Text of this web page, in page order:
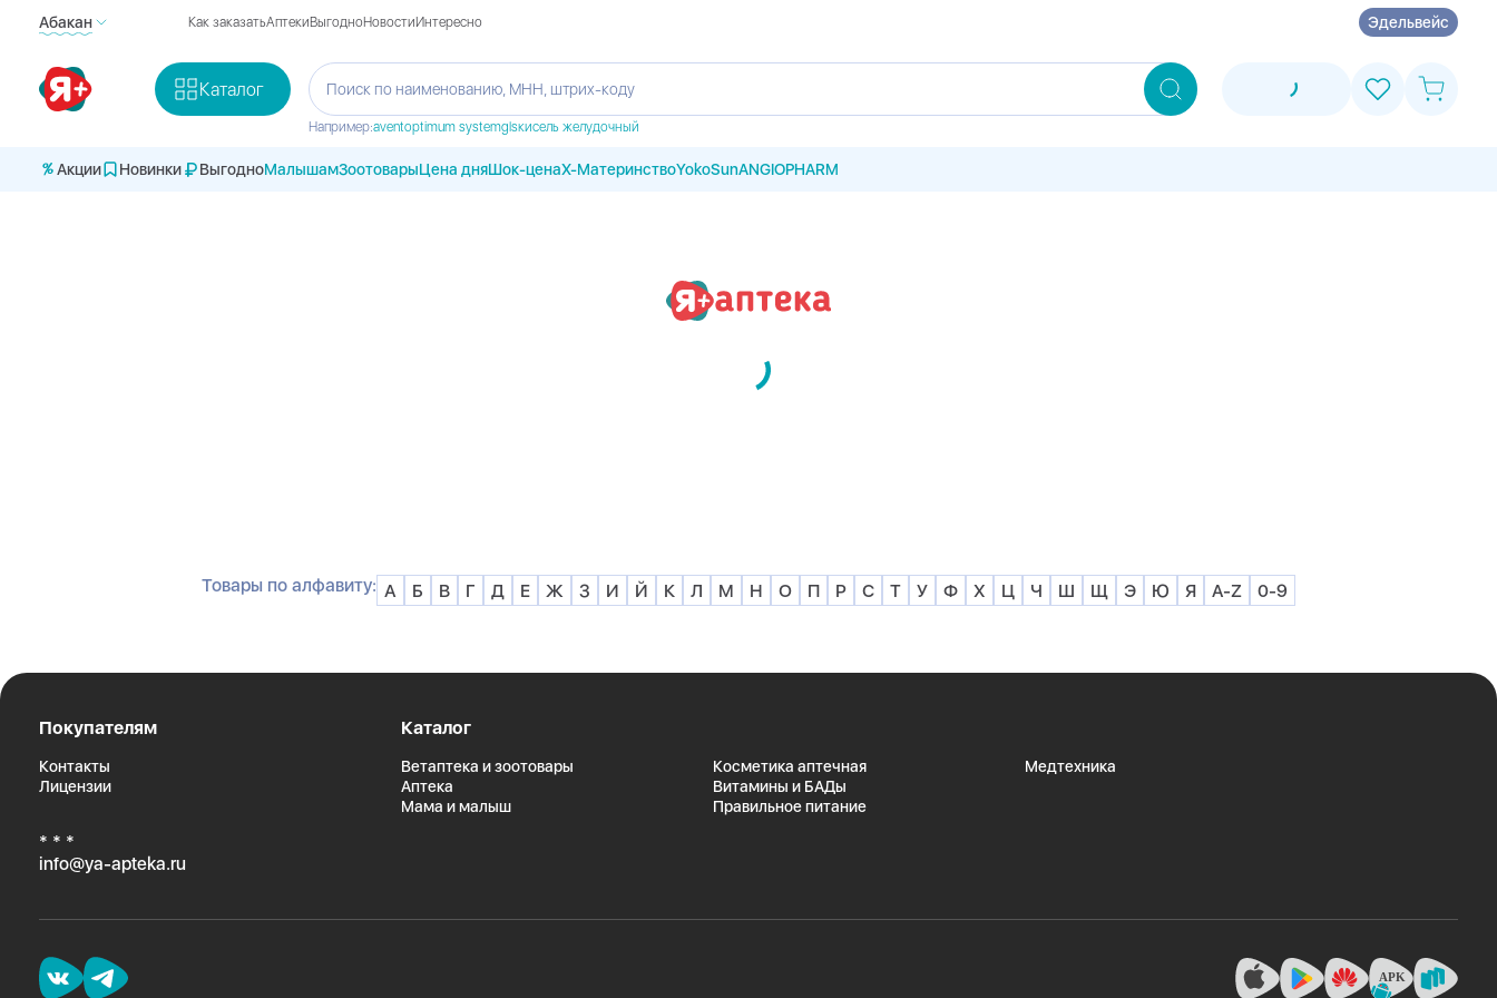
Абакан Как заказатьАптекиВыгодноНовостиИнтересно Эдельвейс
Каталог Поиск по наименованию, МНН, штрих-коду
Например:aventoptimum systemglsкисель желудочный
Акции Новинки ВыгодноМалышамЗоотоварыЦена дняШок-ценаX-МатеринствоYokoSunANGIOPHARM
Товары по алфавиту: А Б В Г Д Е Ж З И Й К Л М Н О П Р С Т У Ф Х Ц Ч Ш Щ Э Ю Я A-Z 0-9
Покупателям
Контакты
Лицензии
* * *
info@ya-apteka.ru
Каталог
Ветаптека и зоотовары
Аптека
Мама и малыш
Косметика аптечная
Витамины и БАДы
Правильное питание
Медтехника